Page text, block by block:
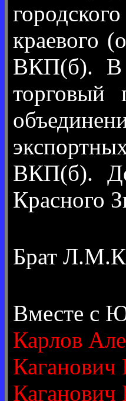
краевого
ВКП(б). В
торговый
ВКП(б).
Красного
Брат
Вместе с
Карлов
Каганович